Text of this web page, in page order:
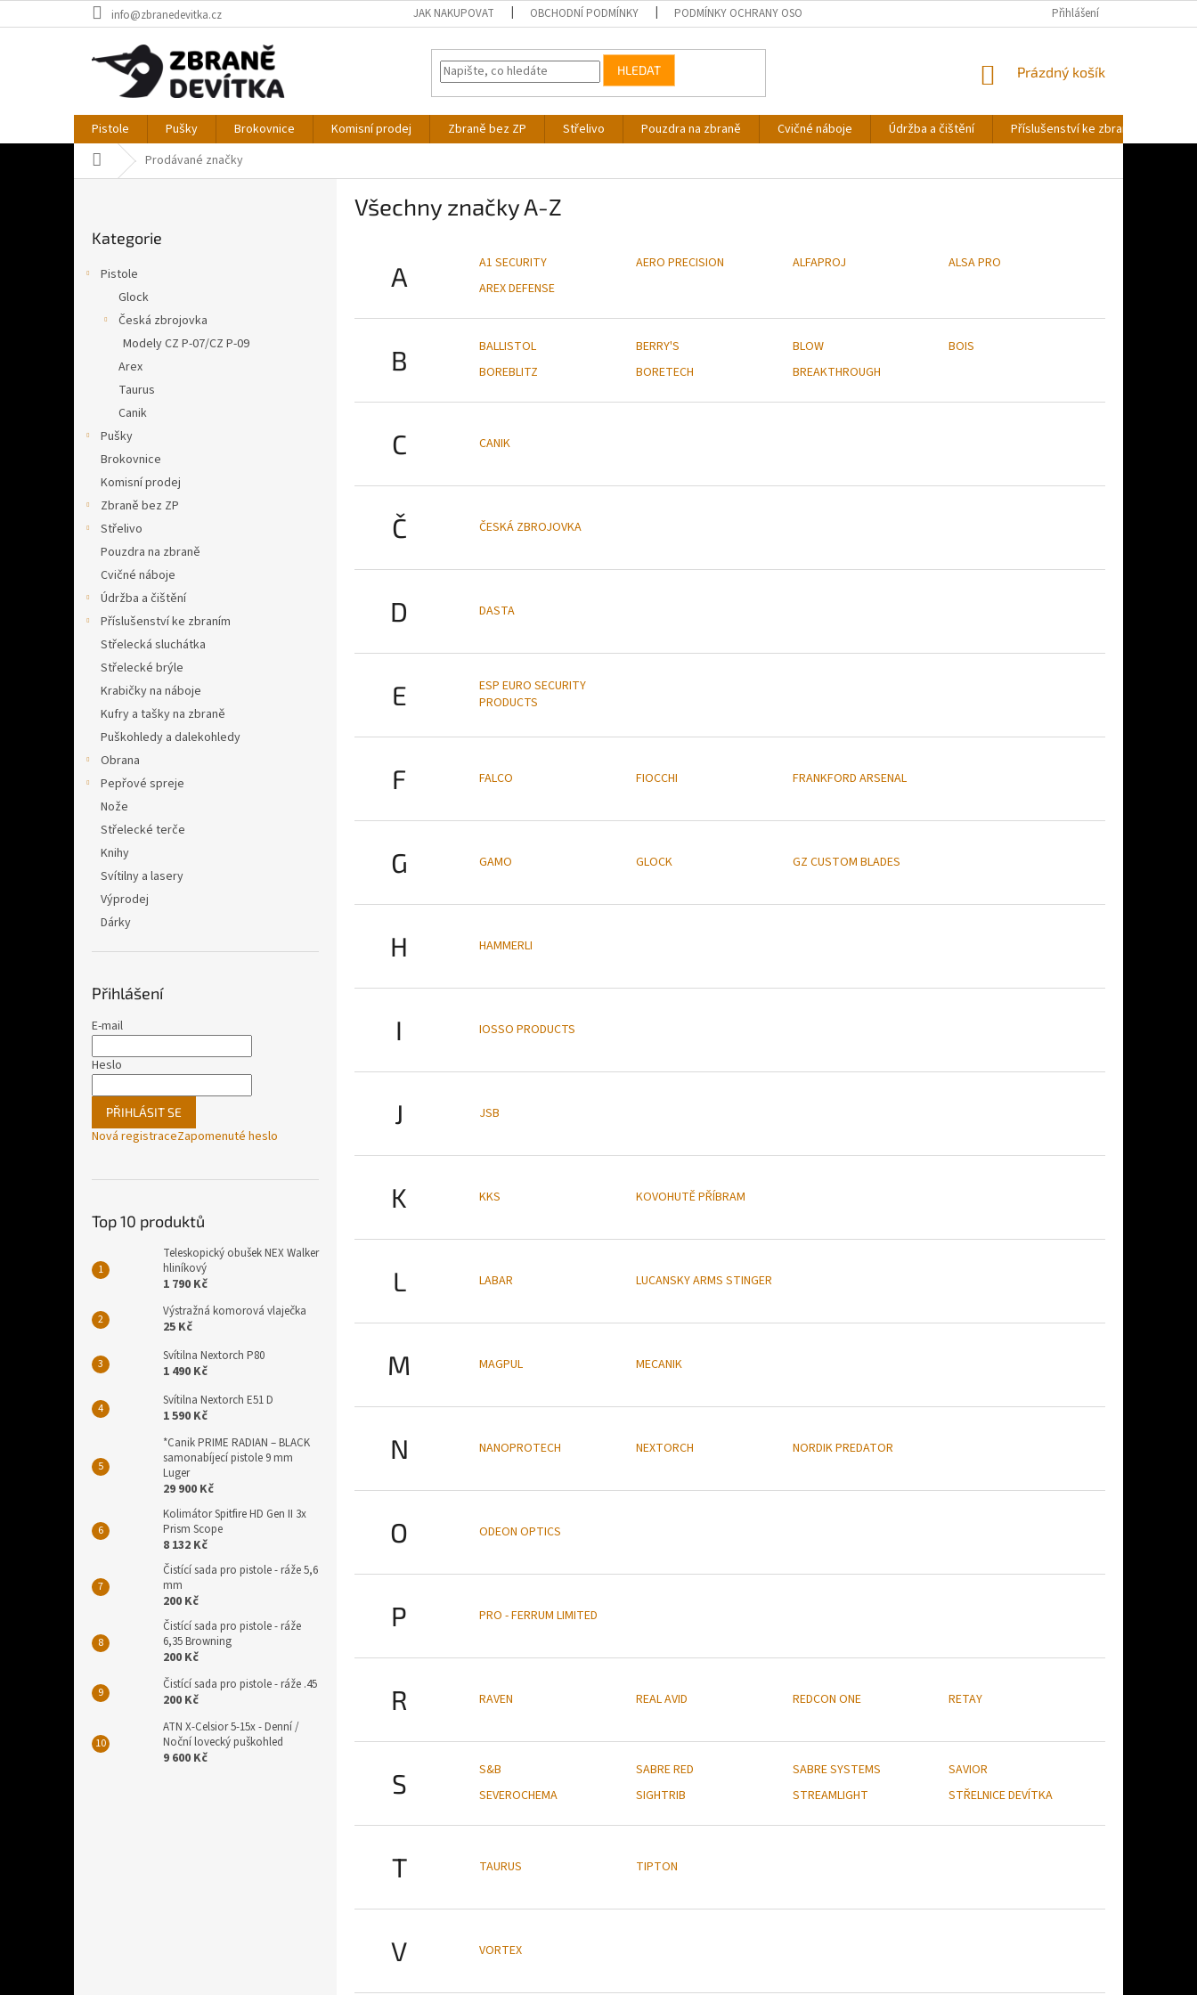
na
info@zbranedevitka.cz JAK NAKUPOVAT OBCHODNÍ PODMÍNKY PODMÍNKY OCHRANY OSOBNÍCH ÚDAJŮ Přihlášení
HLEDAT
NÁKUPNÍ
Prázdný košík
Pistole Pušky Brokovnice Komisní prodej Zbraně bez ZP Střelivo Pouzdra na zbraně Cvičné náboje Údržba a čištění Příslušenství ke zbraním
Domů Prodávané značky
kategorie
Kategorie
Pistole
Glock
Česká zbrojovka
Modely CZ P-07/CZ P-09
Arex
Taurus
Canik
Pušky
Brokovnice
Komisní prodej
Zbraně bez ZP
Střelivo
Pouzdra na zbraně
Cvičné náboje
Údržba a čištění
Příslušenství ke zbraním
Střelecká sluchátka
Střelecké brýle
Krabičky na náboje
Kufry a tašky na zbraně
Puškohledy a dalekohledy
Obrana
Pepřové spreje
Nože
Střelecké terče
Knihy
Svítilny a lasery
Výprodej
Dárky
Přihlášení
E-mail
Heslo
PŘIHLÁSIT SE
Nová registraceZapomenuté heslo
Top 10 produktů
Teleskopický obušek NEX Walker
hliníkový
1 790 Kč
Výstražná komorová vlaječka
25 Kč
Svítilna Nextorch P80
1 490 Kč
Svítilna Nextorch E51 D
1 590 Kč
*Canik PRIME RADIAN – BLACK
samonabíjecí pistole 9 mm
Luger
29 900 Kč
Kolimátor Spitfire HD Gen II 3x
Prism Scope
8 132 Kč
Čistící sada pro pistole - ráže 5,6
mm
200 Kč
Čistící sada pro pistole - ráže
6,35 Browning
200 Kč
Čistící sada pro pistole - ráže .45
200 Kč
ATN X-Celsior 5-15x - Denní /
Noční lovecký puškohled
9 600 Kč
Všechny značky A-Z
A A1 SECURITY AERO PRECISION ALFAPROJ
ALSA PRO
AREX DEFENSE
B BALLISTOL BERRY'S BLOW
BOIS
BOREBLITZ
BORETECH BREAKTHROUGH
C CANIK
Č ČESKÁ ZBROJOVKA
D DASTA
E
ESP EURO SECURITY
PRODUCTS
F FALCO FIOCCHI FRANKFORD ARSENAL
G GAMO GLOCK GZ CUSTOM BLADES
H HAMMERLI
I IOSSO PRODUCTS
J JSB
K KKS KOVOHUTĚ PŘÍBRAM
L LABAR LUCANSKY ARMS STINGER
M MAGPUL MECANIK
N NANOPROTECH NEXTORCH NORDIK PREDATOR
O ODEON OPTICS
P PRO - FERRUM LIMITED
R RAVEN REAL AVID REDCON ONE RETAY
S S&B SABRE RED SABRE SYSTEMS
SAVIOR
SEVEROCHEMA
SIGHTRIB STREAMLIGHT STŘELNICE DEVÍTKA
T TAURUS TIPTON
V VORTEX